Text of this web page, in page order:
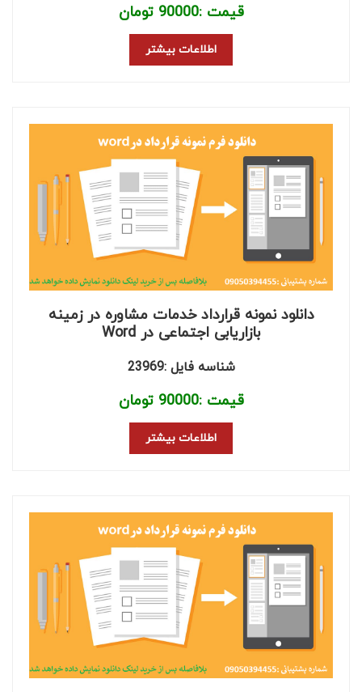
قیمت :90000 تومان
اطلاعات بیشتر
دانلود نمونه قرارداد خدمات مشاوره در زمینه
بازاریابی اجتماعی در Word
شناسه فایل :23969
قیمت :90000 تومان
اطلاعات بیشتر